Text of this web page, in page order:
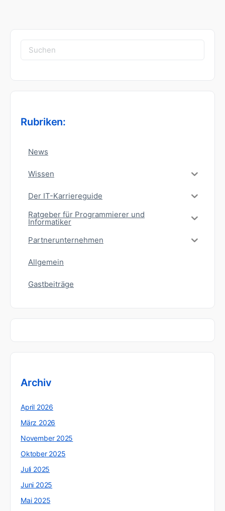
Suchen
nach:
Rubriken:
News
Wissen
Der IT-Karriereguide
Ratgeber für Programmierer und
Informatiker
Partnerunternehmen
Allgemein
Gastbeiträge
Archiv
April 2026
März 2026
November 2025
Oktober 2025
Juli 2025
Juni 2025
Mai 2025